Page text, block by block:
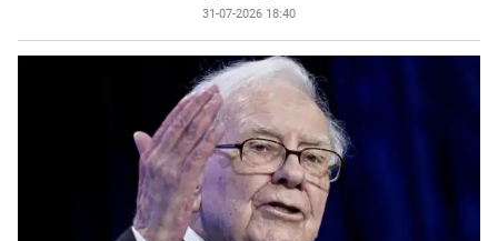
31-07-2026 18:40